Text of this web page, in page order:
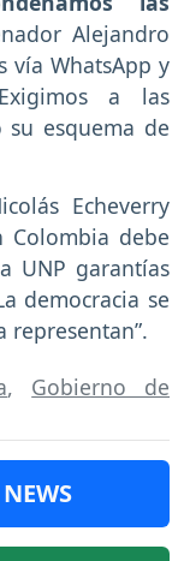
Alejandro
vía WhatsApp y
a las
esquema de
Echeverry
debe
UNP garantías
democracia se
, Gobierno de